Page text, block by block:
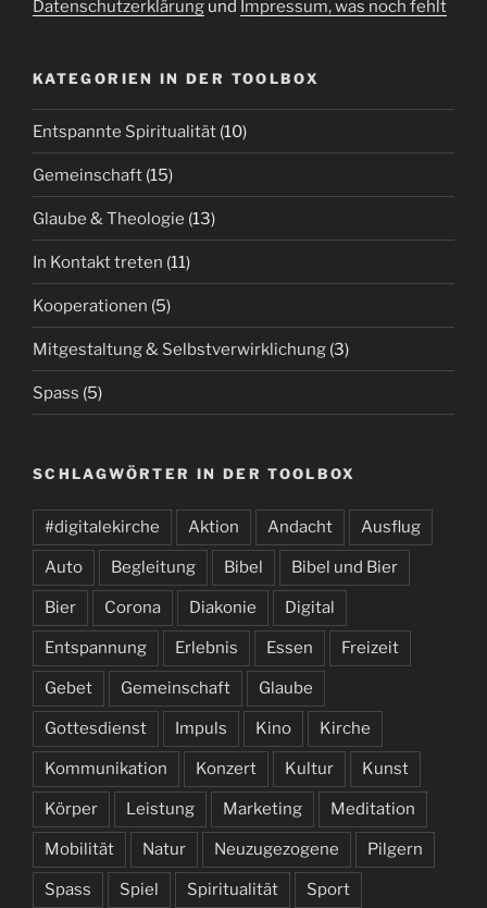
Datenschutzerklärung und Impressum, was noch fehlt
KATEGORIEN IN DER TOOLBOX
Entspannte Spiritualität (10)
Gemeinschaft (15)
Glaube & Theologie (13)
In Kontakt treten (11)
Kooperationen (5)
Mitgestaltung & Selbstverwirklichung (3)
Spass (5)
SCHLAGWÖRTER IN DER TOOLBOX
#digitalekirche Aktion Andacht Ausflug
Auto Begleitung Bibel Bibel und Bier
Bier Corona Diakonie Digital
Entspannung Erlebnis Essen Freizeit
Gebet Gemeinschaft Glaube
Gottesdienst Impuls Kino Kirche
Kommunikation Konzert Kultur Kunst
Körper Leistung Marketing Meditation
Mobilität Natur Neuzugezogene Pilgern
Spass Spiel Spiritualität Sport